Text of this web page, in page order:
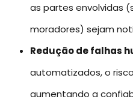
as partes envolvidas
moradores) sejam
Redução de falhas
automatizados, o
aumentando a